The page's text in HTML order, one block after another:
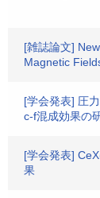
[雑誌論文]
Magnetic
[学会発表] 圧
c-f混成効果の
[学会発表]
果